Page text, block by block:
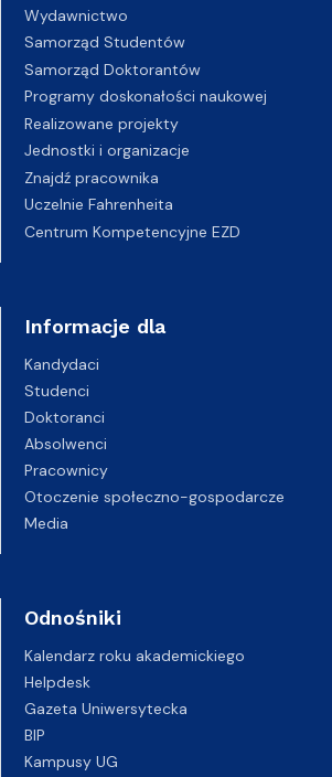
Wydawnictwo
Samorząd Studentów
Samorząd Doktorantów
Programy doskonałości naukowej
Realizowane projekty
Jednostki i organizacje
Znajdź pracownika
Uczelnie Fahrenheita
Centrum Kompetencyjne EZD
Informacje dla
Kandydaci
Studenci
Doktoranci
Absolwenci
Pracownicy
Otoczenie społeczno-gospodarcze
Media
Odnośniki
Kalendarz roku akademickiego
Helpdesk
Gazeta Uniwersytecka
BIP
Kampusy UG